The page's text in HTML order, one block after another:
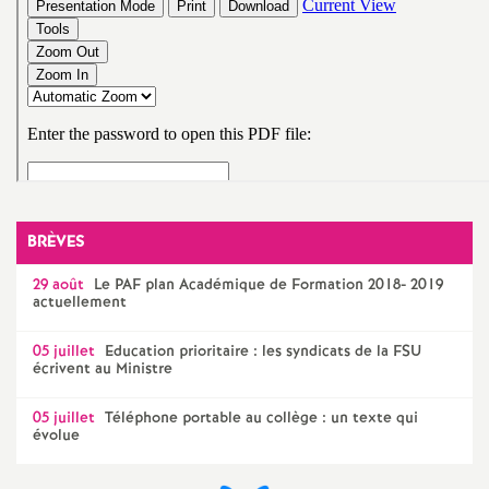
s
e
i
BRÈVES
29 août Le PAF plan Académique de Formation 2018- 2019
actuellement
05 juillet Education prioritaire : les syndicats de la FSU
écrivent au Ministre
05 juillet Téléphone portable au collège : un texte qui
évolue